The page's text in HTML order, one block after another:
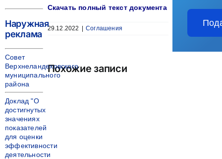
Скачать полный текст документа
29.12.2022 Соглашения
Похожие записи
Наружная
реклама
Совет
Верхнеландеховского
муниципального
района
Доклад "О
достигнутых
значениях
показателей
для оценки
эффективности
деятельности